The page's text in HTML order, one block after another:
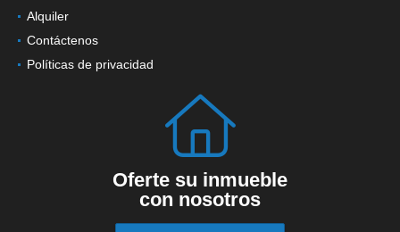
Alquiler
Contáctenos
Políticas de privacidad
Oferte su inmueble
con nosotros